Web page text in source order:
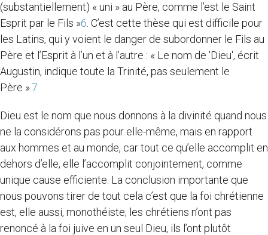
(substantiellement) « uni » au Père, comme l’est le Saint
Esprit par le Fils »6 . C’est cette thèse qui est difficile pour
les Latins, qui y voient le danger de subordonner le Fils au
Père et l’Esprit à l’un et à l’autre : « Le nom de 'Dieu', écrit
Augustin, indique toute la Trinité, pas seulement le
Père ».7
Dieu est le nom que nous donnons à la divinité quand nous
ne la considérons pas pour elle-même, mais en rapport
aux hommes et au monde, car tout ce qu’elle accomplit en
dehors d’elle, elle l’accomplit conjointement, comme
unique cause efficiente. La conclusion importante que
nous pouvons tirer de tout cela c’est que la foi chrétienne
est, elle aussi, monothéiste; les chrétiens n’ont pas
renoncé à la foi juive en un seul Dieu, ils l’ont plutôt